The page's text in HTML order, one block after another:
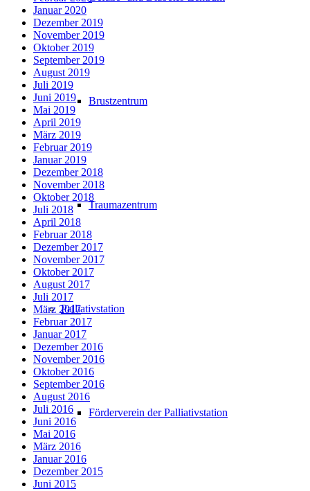
Brustzentrum
Traumazentrum
Palliativstation
Förderverein der Palliativstation
Januar 2020
Dezember 2019
November 2019
Oktober 2019
September 2019
August 2019
Juli 2019
Juni 2019
Mai 2019
April 2019
März 2019
Februar 2019
Januar 2019
Dezember 2018
November 2018
Oktober 2018
Juli 2018
April 2018
Februar 2018
Dezember 2017
November 2017
Oktober 2017
August 2017
Juli 2017
März 2017
Februar 2017
Januar 2017
Dezember 2016
November 2016
Oktober 2016
September 2016
August 2016
Juli 2016
Juni 2016
Mai 2016
März 2016
Januar 2016
Dezember 2015
Juni 2015